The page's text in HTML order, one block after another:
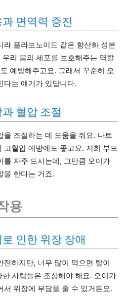
면역력 증진
라 플라보노이드 같은 항산화 성분
리 몸의 세포를 보호해주는 역할
예방해주고요. 그래서 꾸준히 오
다는 얘기가 있답니다.
혈압 조절
을 조절하는 데 도움을 줘요. 나트
고혈압 예방에도 좋고요. 저희 부모
를 자주 드시는데, 그만큼 오이가
을 한다는 거죠.
용
인한 위장 장애
하지만, 너무 많이 먹으면 탈이
사람들은 조심해야 해요. 오이가
서 위장에 부담을 줄 수 있거든요.